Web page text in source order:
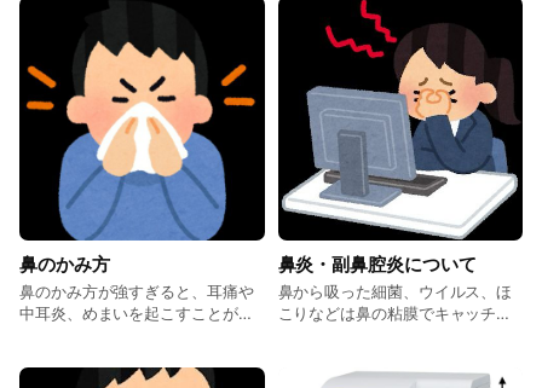
み”も中耳炎の原因となります。普
段からの鼻吸引が重要です。
鼻のかみ方
鼻のかみ方が強すぎると、耳痛や
中耳炎、めまいを起こすことがあ
いう点がポイントです。また③鼻
鼻炎・副鼻腔炎について
鼻から吸った細菌、ウイルス、ほ
こりなどは鼻の粘膜でキャッチさ
ろが鼻すすりを行っていると汚れ